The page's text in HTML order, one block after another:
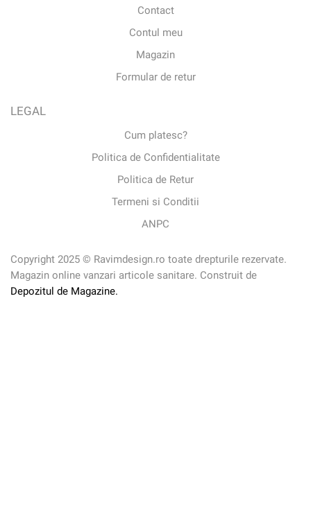
Contact
Contul meu
Magazin
Formular de retur
LEGAL
Cum platesc?
Politica de Confidentialitate
Politica de Retur
Termeni si Conditii
ANPC
Copyright 2025 © Ravimdesign.ro toate drepturile rezervate.
Magazin online vanzari articole sanitare. Construit de
Depozitul de Magazine.